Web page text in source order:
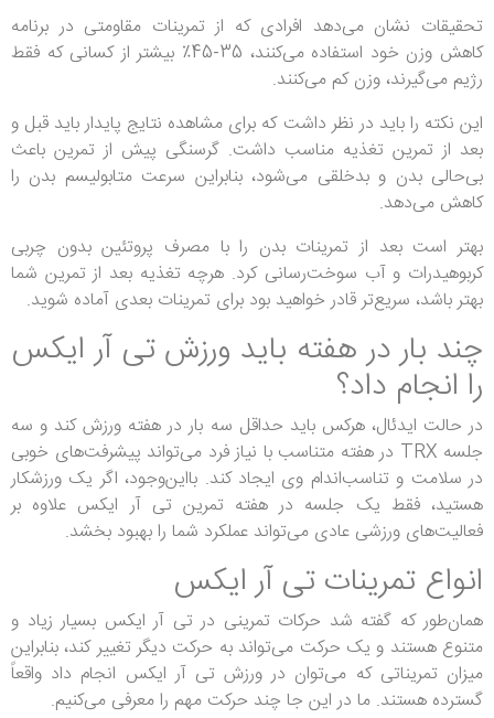
تحقیقات نشان می‌دهد افرادی که از تمرینات مقاومتی در برنامه
کاهش وزن خود استفاده می‌کنند، 35-45٪ بیشتر از کسانی که فقط
رژیم می‌گیرند، وزن کم می‌کنند.
این نکته را باید در نظر داشت که برای مشاهده نتایج پایدار باید قبل و
بعد از تمرین تغذیه مناسب داشت. گرسنگی پیش از تمرین باعث
بی‌حالی بدن و بدخلقی می‌شود، بنابراین سرعت متابولیسم بدن را
کاهش می‌دهد.
بهتر است بعد از تمرینات بدن را با مصرف پروتئین بدون چربی
کربوهیدرات و آب سوخت‌رسانی کرد. هرچه تغذیه بعد از تمرین شما
بهتر باشد، سریع‌تر قادر خواهید بود برای تمرینات بعدی آماده شوید.
چند بار در هفته باید ورزش تی آر ایکس
را انجام داد؟
در حالت ایدئال، هرکس باید حداقل سه بار در هفته ورزش کند و سه
جلسه TRX در هفته متناسب با نیاز فرد می‌تواند پیشرفت‌های خوبی
در سلامت و تناسب‌اندام وی ایجاد کند. بااین‌وجود، اگر یک ورزشکار
هستید، فقط یک جلسه در هفته تمرین تی آر ایکس علاوه بر
فعالیت‌های ورزشی عادی می‌تواند عملکرد شما را بهبود بخشد.
انواع تمرینات تی آر ایکس
همان‌طور که گفته شد حرکات تمرینی در تی آر ایکس بسیار زیاد و
متنوع هستند و یک حرکت می‌تواند به حرکت دیگر تغییر کند، بنابراین
میزان تمریناتی که می‌توان در ورزش تی آر ایکس انجام داد واقعاً
گسترده هستند. ما در این جا چند حرکت مهم را معرفی می‌کنیم.